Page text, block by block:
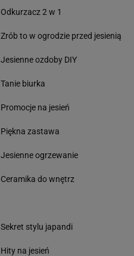
Odkurzacz 2 w 1
Zrób to w ogrodzie przed jesienią
Jesienne ozdoby DIY
Tanie biurka
Promocje na jesień
Piękna zastawa
Jesienne ogrzewanie
Ceramika do wnętrz
Sekret stylu japandi
Hity na jesień